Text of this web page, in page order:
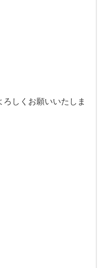
しくお願いいたしま